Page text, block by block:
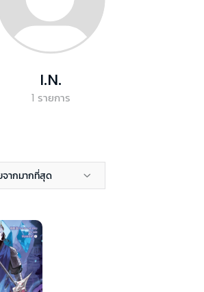
I.N.
1 รายการ
จากมากที่สุด